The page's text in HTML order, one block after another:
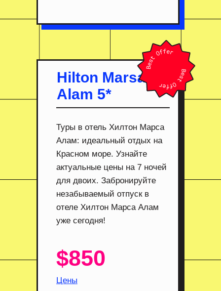
Туры в отель Хилтон Марса
Алам: идеальный отдых на
Красном море. Узнайте
актуальные цены на 7 ночей
для двоих. Забронируйте
незабываемый отпуск в
отеле Хилтон Марса Алам
уже сегодня!
Hilton Marsa
Alam 5*
$850
Цены